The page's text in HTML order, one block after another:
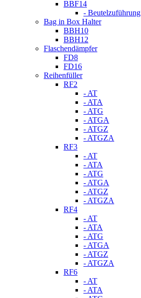
BBF14
- Beutelzuführung
Bag in Box Halter
BBH10
BBH12
Flaschendämpfer
FD8
FD16
Reihenfüller
RF2
- AT
- ATA
- ATG
- ATGA
- ATGZ
- ATGZA
RF3
- AT
- ATA
- ATG
- ATGA
- ATGZ
- ATGZA
RF4
- AT
- ATA
- ATG
- ATGA
- ATGZ
- ATGZA
RF6
- AT
- ATA